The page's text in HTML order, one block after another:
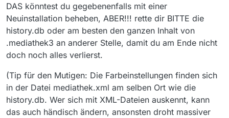
DAS könntest du gegebenenfalls mit einer
Neuinstallation beheben, ABER!!! rette dir BITTE die
history.db oder am besten den ganzen Inhalt von
.mediathek3 an anderer Stelle, damit du am Ende nicht
doch noch alles verlierst.
(Tip für den Mutigen: Die Farbeinstellungen finden sich
in der Datei mediathek.xml am selben Ort wie die
history.db. Wer sich mit XML-Dateien auskennt, kann
das auch händisch ändern, ansonsten droht massiver